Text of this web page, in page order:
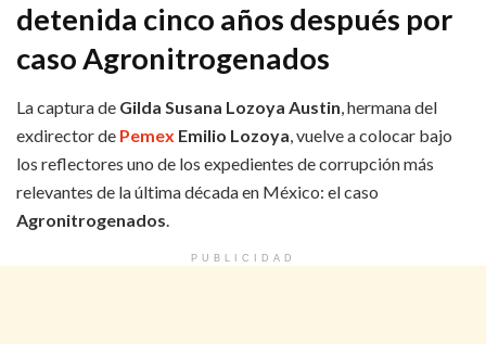
detenida cinco años después por
caso Agronitrogenados
La captura de Gilda Susana Lozoya Austin, hermana del
exdirector de Pemex Emilio Lozoya, vuelve a colocar bajo
los reflectores uno de los expedientes de corrupción más
relevantes de la última década en México: el caso
Agronitrogenados.
PUBLICIDAD